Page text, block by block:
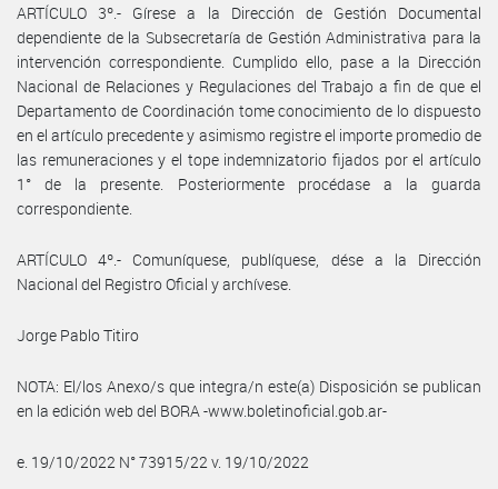
ARTÍCULO 3º.- Gírese a la Dirección de Gestión Documental
dependiente de la Subsecretaría de Gestión Administrativa para la
intervención correspondiente. Cumplido ello, pase a la Dirección
Nacional de Relaciones y Regulaciones del Trabajo a fin de que el
Departamento de Coordinación tome conocimiento de lo dispuesto
en el artículo precedente y asimismo registre el importe promedio de
las remuneraciones y el tope indemnizatorio fijados por el artículo
1° de la presente. Posteriormente procédase a la guarda
correspondiente.
ARTÍCULO 4º.- Comuníquese, publíquese, dése a la Dirección
Nacional del Registro Oficial y archívese.
Jorge Pablo Titiro
NOTA: El/los Anexo/s que integra/n este(a) Disposición se publican
en la edición web del BORA -www.boletinoficial.gob.ar-
e. 19/10/2022 N° 73915/22 v. 19/10/2022